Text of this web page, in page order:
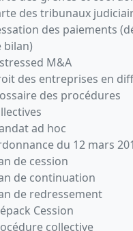
des tribunaux
des paiements
bilan)
M&A
des entreprises en
des procédures
ad hoc
du 12 mars
de cession
de continuation
de redressement
Cession
collective